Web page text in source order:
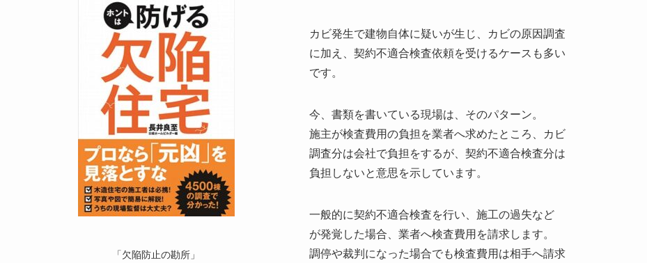
カビ発生で建物自体に疑いが生じ、カビの原因調査
に加え、契約不適合検査依頼を受けるケースも多い
です。
今、書類を書いている現場は、そのパターン。
施主が検査費用の負担を業者へ求めたところ、カビ
調査分は会社で負担をするが、契約不適合検査分は
負担しないと意思を示しています。
一般的に契約不適合検査を行い、施工の過失など
が発覚した場合、業者へ検査費用を請求します。
調停や裁判になった場合でも検査費用は相手へ請求
「欠陥防止の勘所」